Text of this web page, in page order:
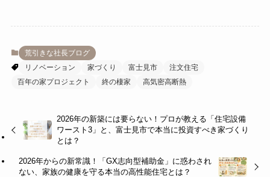
荒引きな社長ブログ
リノベーション
家づくり 富士見市
注文住宅
百年の家プロジェクト
終の棲家 高気密高断熱
2026年の新築には要らない！プロが教える「住宅設備
ワースト3」と、富士見市で本当に投資すべき家づくり
とは？
2026年からの新常識！「GX志向型補助金」に惑わされ
ない、家族の健康を守る本当の高性能住宅とは？